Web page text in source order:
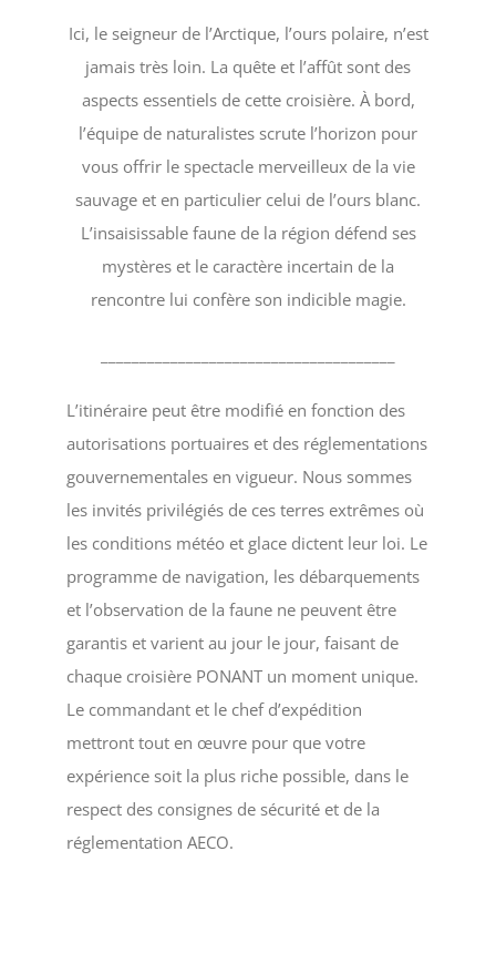
Ici, le seigneur de l’Arctique, l’ours polaire, n’est
jamais très loin. La quête et l’affût sont des
aspects essentiels de cette croisière. À bord,
l’équipe de naturalistes scrute l’horizon pour
vous offrir le spectacle merveilleux de la vie
sauvage et en particulier celui de l’ours blanc.
L’insaisissable faune de la région défend ses
mystères et le caractère incertain de la
rencontre lui confère son indicible magie.
L’itinéraire peut être modifié en fonction des
autorisations portuaires et des réglementations
gouvernementales en vigueur. Nous sommes
les invités privilégiés de ces terres extrêmes où
les conditions météo et glace dictent leur loi. Le
programme de navigation, les débarquements
et l’observation de la faune ne peuvent être
garantis et varient au jour le jour, faisant de
chaque croisière PONANT un moment unique.
Le commandant et le chef d’expédition
mettront tout en œuvre pour que votre
expérience soit la plus riche possible, dans le
respect des consignes de sécurité et de la
réglementation AECO.